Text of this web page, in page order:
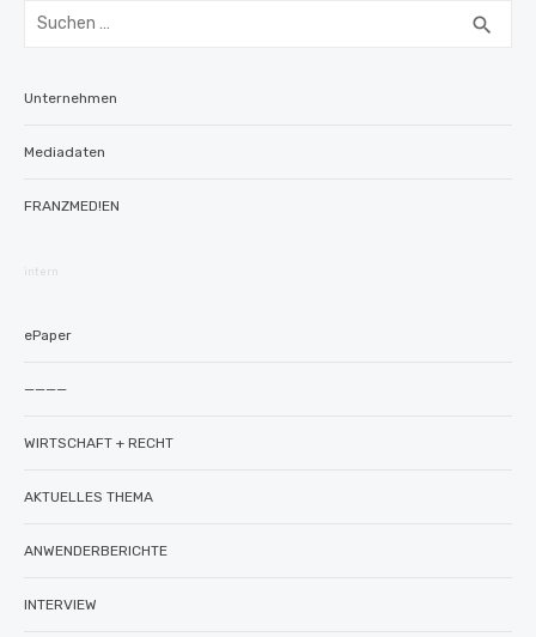
Suchen
search
Unternehmen
Mediadaten
FRANZMED!EN
intern
ePaper
————
WIRTSCHAFT + RECHT
AKTUELLES THEMA
ANWENDERBERICHTE
INTERVIEW